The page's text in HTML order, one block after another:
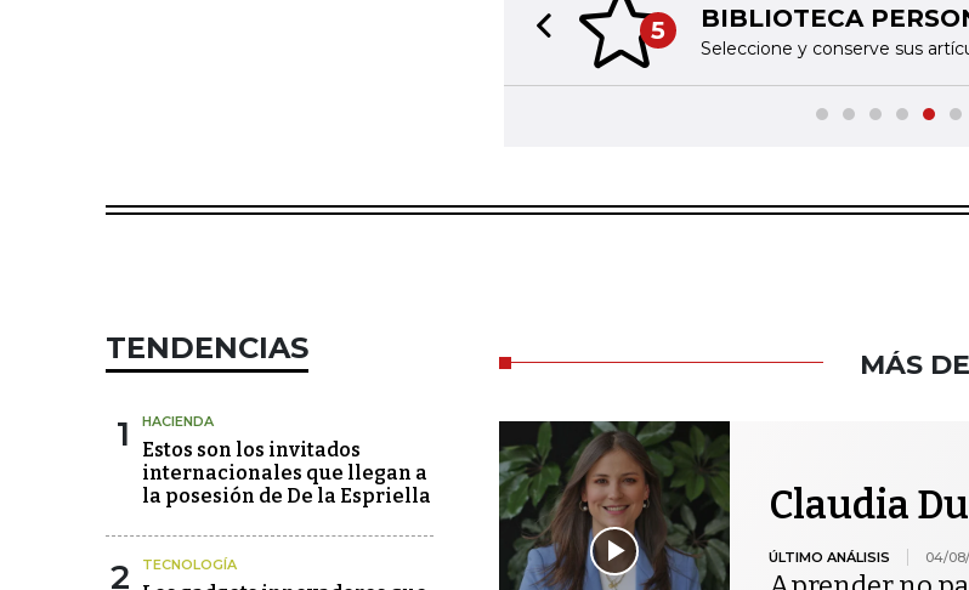
5 BIBLIOTECA
Seleccione y conserve sus
Previous slide
TENDENCIAS
1 HACIENDA
Estos son los invitados
internacionales que llegan a
la posesión de De la Espriella
2 TECNOLOGÍA
MÁS
Claudia
ÚLTIMO ANÁLISIS 04/